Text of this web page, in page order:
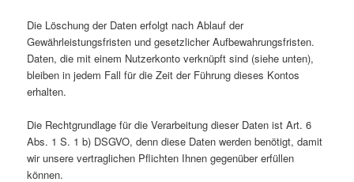
Die Löschung der Daten erfolgt nach Ablauf der
Gewährleistungsfristen und gesetzlicher Aufbewahrungsfristen.
Daten, die mit einem Nutzerkonto verknüpft sind (siehe unten),
bleiben in jedem Fall für die Zeit der Führung dieses Kontos
erhalten.
Die Rechtgrundlage für die Verarbeitung dieser Daten ist Art. 6
Abs. 1 S. 1 b) DSGVO, denn diese Daten werden benötigt, damit
wir unsere vertraglichen Pflichten Ihnen gegenüber erfüllen
können.